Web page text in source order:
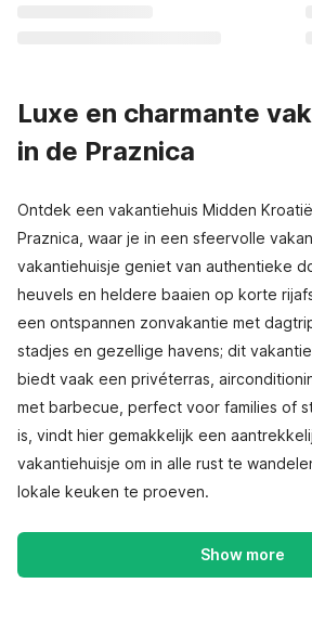
Luxe en charmante
in de Praznica
Ontdek een vakantiehuis Midden
Praznica, waar je in een sfeervolle
vakantiehuisje geniet van authentieke
heuvels en heldere baaien op korte
een ontspannen zonvakantie met
stadjes en gezellige havens; dit
biedt vaak een privéterras,
met barbecue, perfect voor families of
is, vindt hier gemakkelijk een
vakantiehuisje om in alle rust te
lokale keuken te proeven.
Show more